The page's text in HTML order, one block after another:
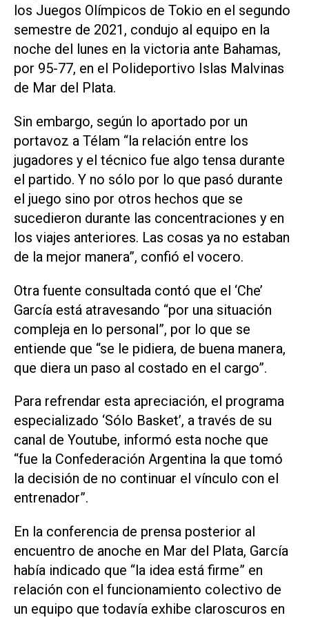
los Juegos Olímpicos de Tokio en el segundo
semestre de 2021, condujo al equipo en la
noche del lunes en la victoria ante Bahamas,
por 95-77, en el Polideportivo Islas Malvinas
de Mar del Plata.
Sin embargo, según lo aportado por un
portavoz a Télam “la relación entre los
jugadores y el técnico fue algo tensa durante
el partido. Y no sólo por lo que pasó durante
el juego sino por otros hechos que se
sucedieron durante las concentraciones y en
los viajes anteriores. Las cosas ya no estaban
de la mejor manera”, confió el vocero.
Otra fuente consultada contó que el ‘Che’
García está atravesando “por una situación
compleja en lo personal”, por lo que se
entiende que “se le pidiera, de buena manera,
que diera un paso al costado en el cargo”.
Para refrendar esta apreciación, el programa
especializado ‘Sólo Basket’, a través de su
canal de Youtube, informó esta noche que
“fue la Confederación Argentina la que tomó
la decisión de no continuar el vínculo con el
entrenador”.
En la conferencia de prensa posterior al
encuentro de anoche en Mar del Plata, García
había indicado que “la idea está firme” en
relación con el funcionamiento colectivo de
un equipo que todavía exhibe claroscuros en